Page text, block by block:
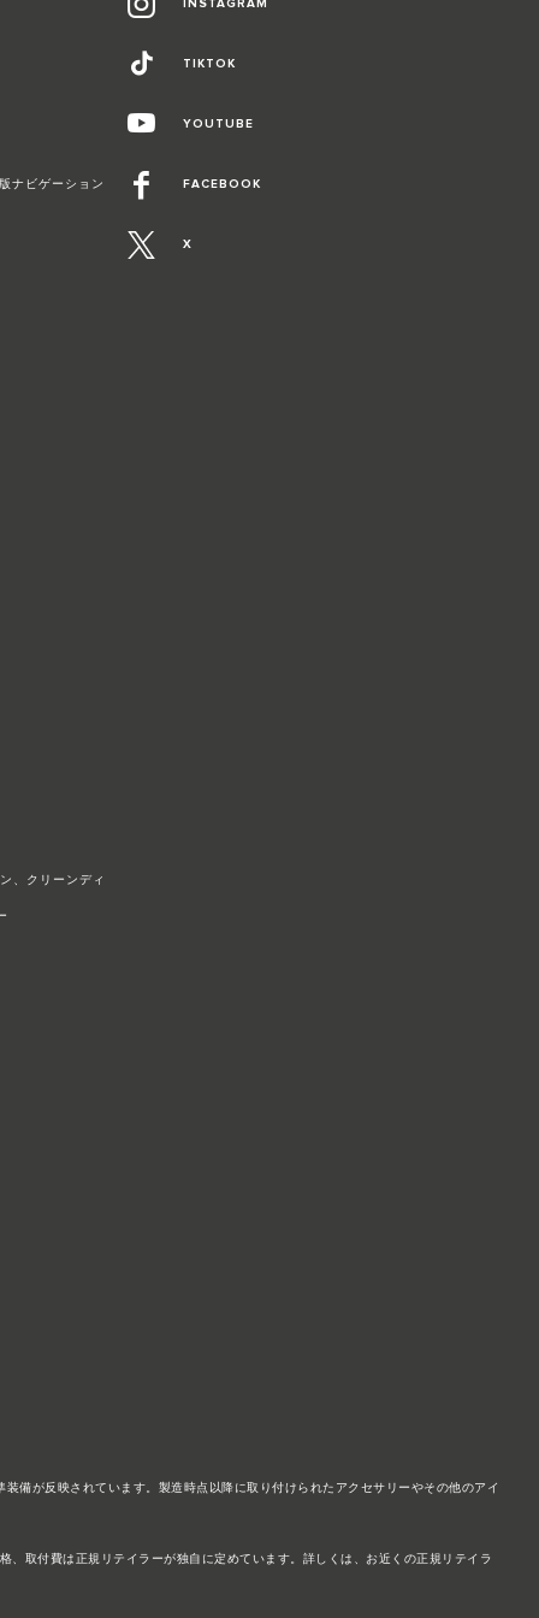
ナビゲーション
、クリーンディ
INSTAGRAM
TIKTOK
YOUTUBE
FACEBOOK
X
備が反映されています。製造時点以降に取り付けられたアクセサリーやその他のアイ
取付費は正規リテイラーが独自に定めています。詳しくは、お近くの正規リテイラ